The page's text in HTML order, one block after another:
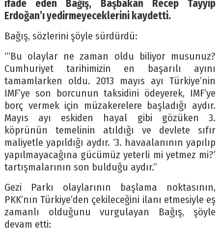
ifade eden Bağış, Başbakan Recep Tayyip
Erdoğan’ı yedirmeyeceklerini kaydetti.
Bağış, sözlerini şöyle sürdürdü:
“‘Bu olaylar ne zaman oldu biliyor musunuz?
Cumhuriyet tarihimizin en başarılı ayını
tamamlarken oldu. 2013 mayıs ayı Türkiye’nin
IMF’ye son borcunun taksidini ödeyerek, IMF’ye
borç vermek için müzakerelere başladığı aydır.
Mayıs ayı eskiden hayal gibi gözüken 3.
köprünün temelinin atıldığı ve devlete sıfır
maliyetle yapıldığı aydır. ‘3. havaalanının yapılıp
yapılmayacağına gücümüz yeterli mi yetmez mi?’
tartışmalarının son bulduğu aydır.”
Gezi Parkı olaylarının başlama noktasının,
PKK’nın Türkiye’den çekileceğini ilanı etmesiyle eş
zamanlı olduğunu vurgulayan Bağış, şöyle
devam etti: